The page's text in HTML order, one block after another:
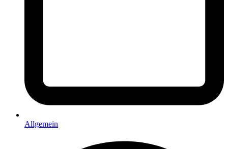
Allgemein